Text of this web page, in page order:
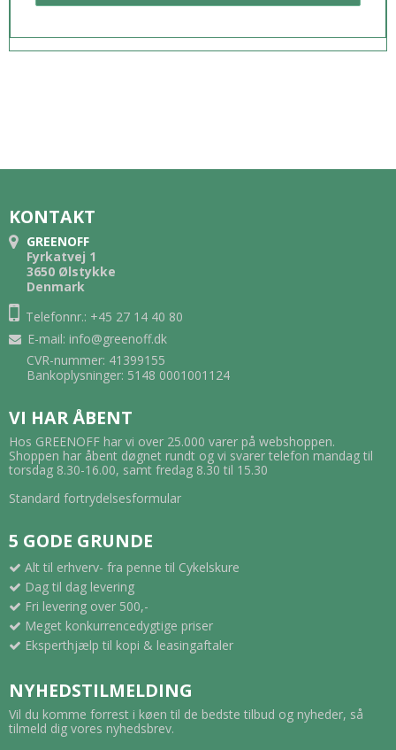
KONTAKT
GREENOFF
Fyrkatvej 1
3650 Ølstykke
Denmark
Telefonnr.: +45 27 14 40 80
E-mail: info@greenoff.dk
CVR-nummer: 41399155
Bankoplysninger: 5148 0001001124
VI HAR ÅBENT
Hos GREENOFF har vi over 25.000 varer på webshoppen.
Shoppen har åbent døgnet rundt og vi svarer telefon mandag til
torsdag 8.30-16.00, samt fredag 8.30 til 15.30
Standard fortrydelsesformular
5 GODE GRUNDE
Alt til erhverv- fra penne til Cykelskure
Dag til dag levering
Fri levering over 500,-
Meget konkurrencedygtige priser
Eksperthjælp til kopi & leasingaftaler
NYHEDSTILMELDING
Vil du komme forrest i køen til de bedste tilbud og nyheder, så
tilmeld dig vores nyhedsbrev.